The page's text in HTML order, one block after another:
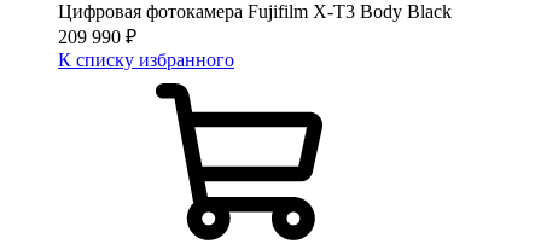
Цифровая фотокамера Fujifilm X-T3 Body Black
209 990 ₽
К списку избранного